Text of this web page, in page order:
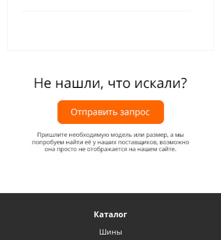
Каталог
Шины